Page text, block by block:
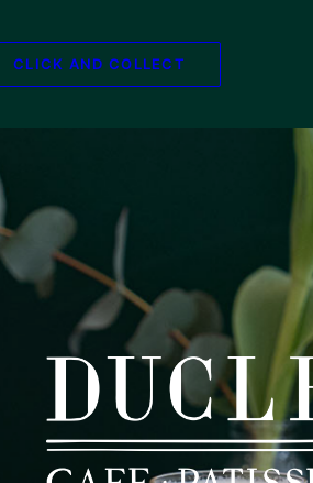
CLICK AND COLLECT